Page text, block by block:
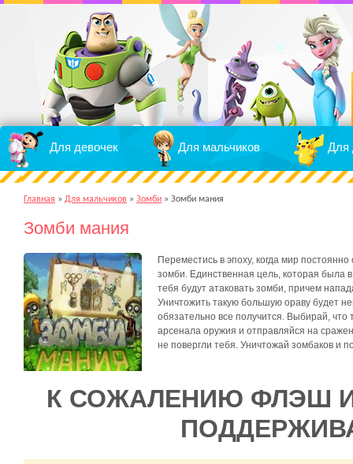
Для девочек Для мальчиков Для
Главная » Для мальчиков » Зомби » Зомби мания
Зомби мания
Переместись в эпоху, когда мир
зомби. Единственная цель, которая была
тебя будут атаковать зомби, причем
Уничтожить такую большую ораву будет
обязательно все получится. Выбирай, что
арсенала оружия и отправляйся на
не повергли тебя. Уничтожай зомбаков и
К СОЖАЛЕНИЮ ФЛЭШ